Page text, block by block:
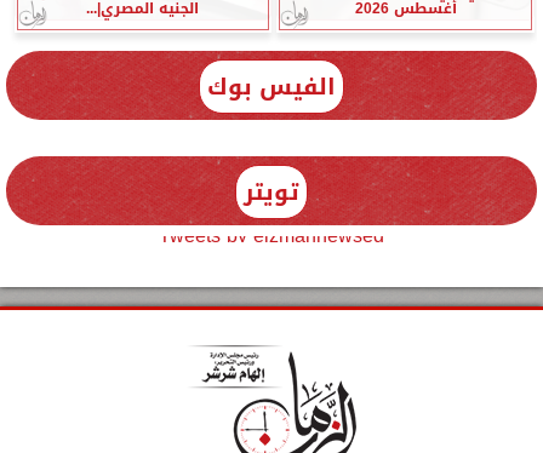
أغسطس 2026 الجنيه المصري|...
الفيس بوك
تويتر
Tweets by elzmannewseg